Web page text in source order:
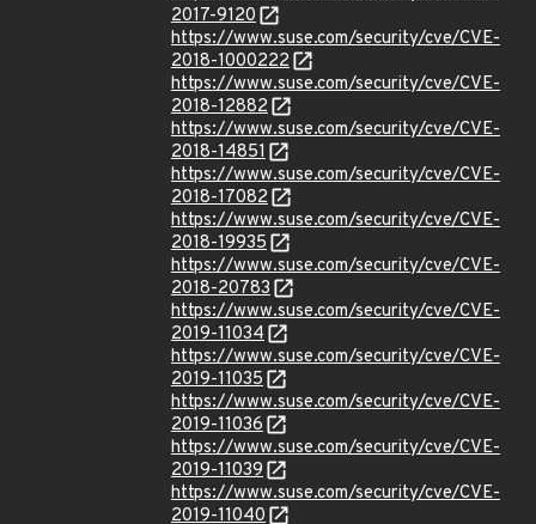
2017-9120
https://www.suse.com/security/cve/CVE-
2018-1000222
https://www.suse.com/security/cve/CVE-
2018-12882
https://www.suse.com/security/cve/CVE-
2018-14851
https://www.suse.com/security/cve/CVE-
2018-17082
https://www.suse.com/security/cve/CVE-
2018-19935
https://www.suse.com/security/cve/CVE-
2018-20783
https://www.suse.com/security/cve/CVE-
2019-11034
https://www.suse.com/security/cve/CVE-
2019-11035
https://www.suse.com/security/cve/CVE-
2019-11036
https://www.suse.com/security/cve/CVE-
2019-11039
https://www.suse.com/security/cve/CVE-
2019-11040